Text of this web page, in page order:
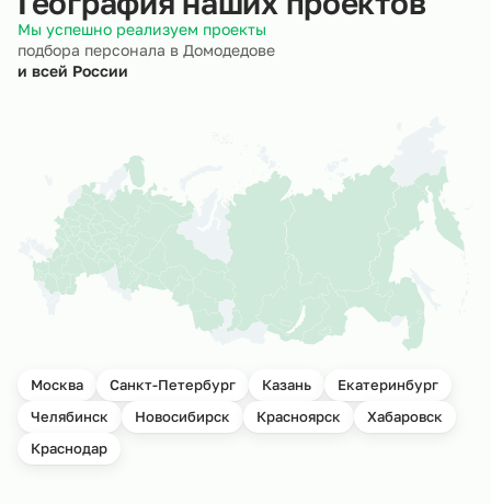
Мы успешно реализуем проекты
подбора персонала в Домодедове
и всей России
Москва Санкт-Петербург Казань
Екатеринбург
Челябинск
Новосибирск Красноярск
Хабаровск
Краснодар